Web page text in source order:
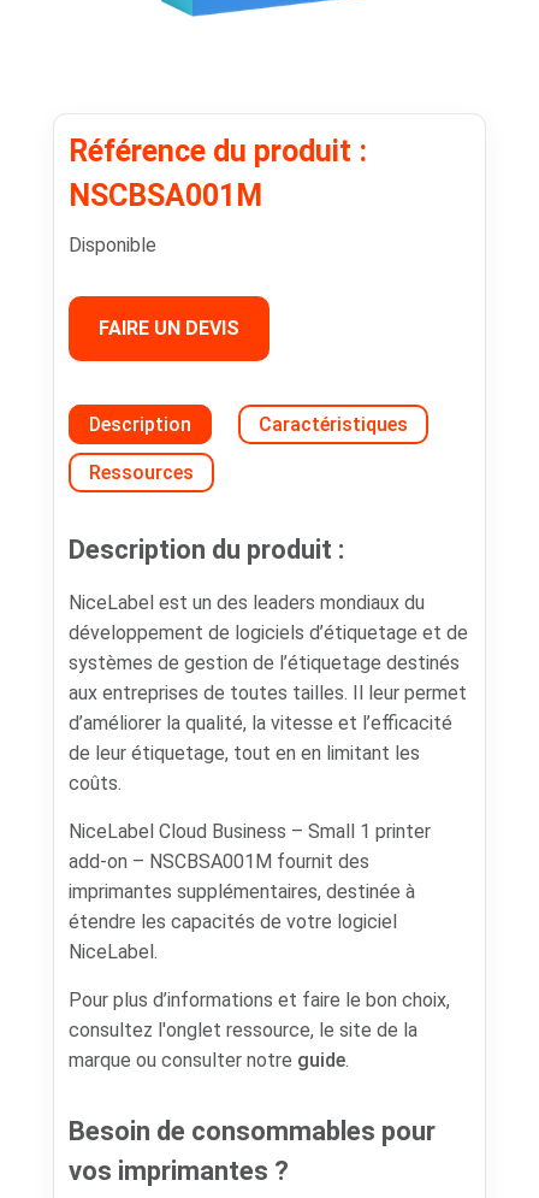
Référence du produit :
NSCBSA001M
Disponible
FAIRE UN DEVIS
Description Caractéristiques
Ressources
Description du produit :
NiceLabel est un des leaders mondiaux du
développement de logiciels d’étiquetage et de
systèmes de gestion de l’étiquetage destinés
aux entreprises de toutes tailles. Il leur permet
d’améliorer la qualité, la vitesse et l’efficacité
de leur étiquetage, tout en en limitant les
coûts.
NiceLabel Cloud Business – Small 1 printer
add-on – NSCBSA001M fournit des
imprimantes supplémentaires, destinée à
étendre les capacités de votre logiciel
NiceLabel.
Pour plus d’informations et faire le bon choix,
consultez l'onglet ressource, le site de la
marque ou consulter notre guide.
Besoin de consommables pour
vos imprimantes ?